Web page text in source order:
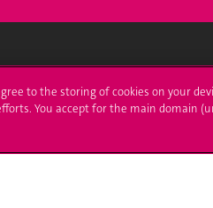
Démarches
to the storing of cookies on your
You accept for the main domain